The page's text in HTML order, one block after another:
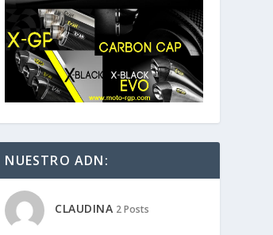
NUESTRO ADN:
CLAUDINA 2 Posts